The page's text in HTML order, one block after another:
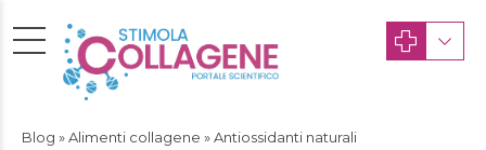
Blog »Alimenti collagene » Antiossidanti naturali